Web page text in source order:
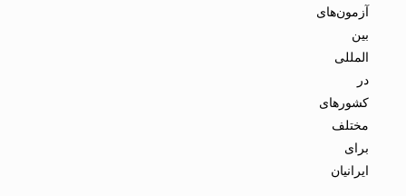
آزمون‌های
بین
المللی
در
کشورهای
مختلف
برای
ایرانیان